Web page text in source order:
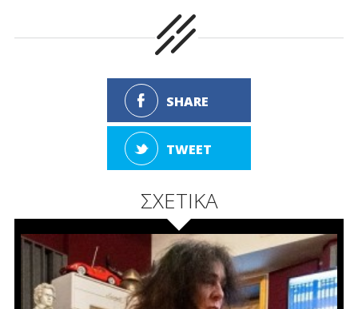
SHARE
TWEET
ΣΧΕΤΙΚΑ